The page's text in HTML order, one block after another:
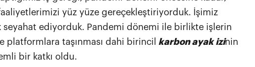
yüz yüze gereçekleştiriyorduk. İşimiz
seyahat ediyorduk. Pandemi dönemi ile birlikte işlerin
platformlara taşınması dahi birincil
karbon ayak izinin
bir katkı oldu.